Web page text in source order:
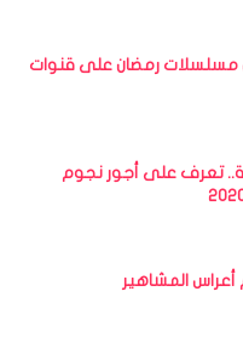
رمضان على قنوات
تعرف على أجور نجوم
أعراس المشاهير